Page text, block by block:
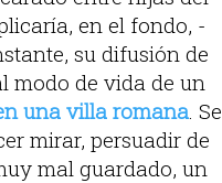
en el fondo, -
su difusión de
modo de vida de un
una villa romana. Se
mirar, persuadir de
mal guardado, un